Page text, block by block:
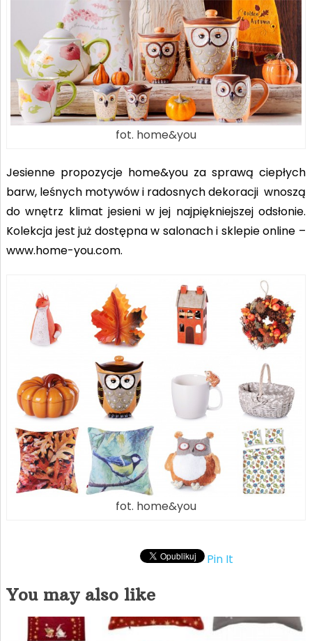
fot. home&you
Jesienne propozycje home&you za sprawą ciepłych
barw, leśnych motywów i radosnych dekoracji wnoszą
do wnętrz klimat jesieni w jej najpiękniejszej odsłonie.
Kolekcja jest już dostępna w salonach i sklepie online –
www.home-you.com.
fot. home&you
Pin It
You may also like